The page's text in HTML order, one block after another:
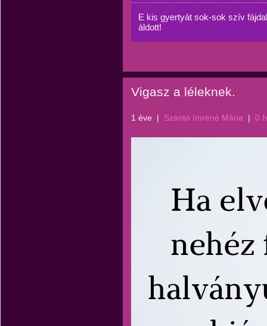
E kis gyertyát sok-sok szív
áldott!
Vigasz a léleknek.
1 éve | Szántó Imréné Mária | 0